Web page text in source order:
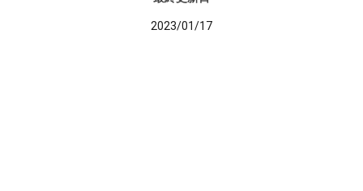
2023/01/17